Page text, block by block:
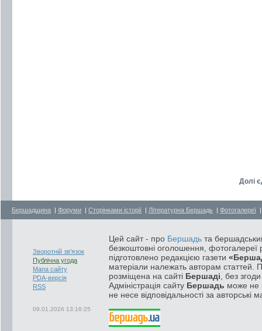
Долі
Бершадщина | Форуми | Сторінками історії | Літературна Бершадь | Фотогалереї
Зворотній зв'язок
Публічна угода
Мапа сайту
PDA-версія
RSS
09.01.2026 13:16:25
Цей сайт - про Бершадь та
безкоштовні оголошення, фотогалереї
підготовлено редакцією газети
матеріали належать авторам статтей.
розміщена на сайті Бершаді , без
Адміністрація сайту Бершадь може не
не несе відповідальності за авторські